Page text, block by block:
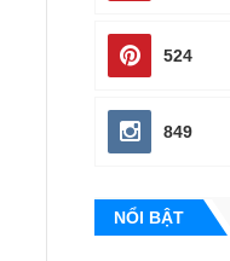
524
849
NỔI BẬT